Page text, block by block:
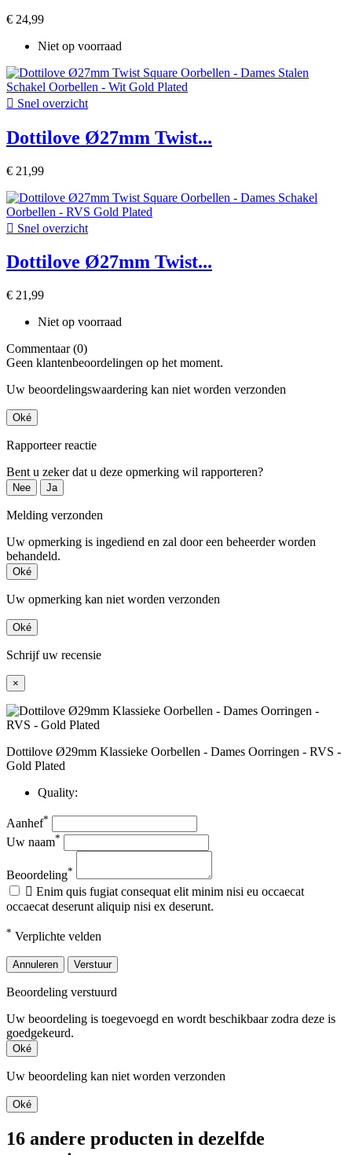
€ 24,99
Niet op voorraad
 Snel overzicht
Dottilove Ø27mm Twist...
€ 21,99
 Snel overzicht
Dottilove Ø27mm Twist...
€ 21,99
Niet op voorraad
Commentaar (0)
Geen klantenbeoordelingen op het moment.
Uw beoordelingswaardering kan niet worden verzonden
Oké
Rapporteer reactie
Bent u zeker dat u deze opmerking wil rapporteren?
Nee Ja
Melding verzonden
Uw opmerking is ingediend en zal door een beheerder worden
behandeld.
Oké
Uw opmerking kan niet worden verzonden
Oké
Schrijf uw recensie
×
Dottilove Ø29mm Klassieke Oorbellen - Dames Oorringen - RVS -
Gold Plated
Quality:
Aanhef*
Uw naam*
Beoordeling*
 Enim quis fugiat consequat elit minim nisi eu occaecat
occaecat deserunt aliquip nisi ex deserunt.
* Verplichte velden
Annuleren Verstuur
Beoordeling verstuurd
Uw beoordeling is toegevoegd en wordt beschikbaar zodra deze is
goedgekeurd.
Oké
Uw beoordeling kan niet worden verzonden
Oké
16 andere producten in dezelfde